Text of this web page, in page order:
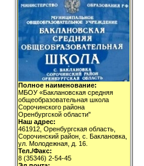
Полное наименование:
МБОУ «Баклановская средняя
общеобразовательная школа
Сорочинского района
Оренбургской области"
Наш адрес:
461912, Оренбургская область,
Сорочинский район, с. Баклановка,
ул. Молодежная, д. 16.
Тел./Факс:
8 (35346) 2-54-45